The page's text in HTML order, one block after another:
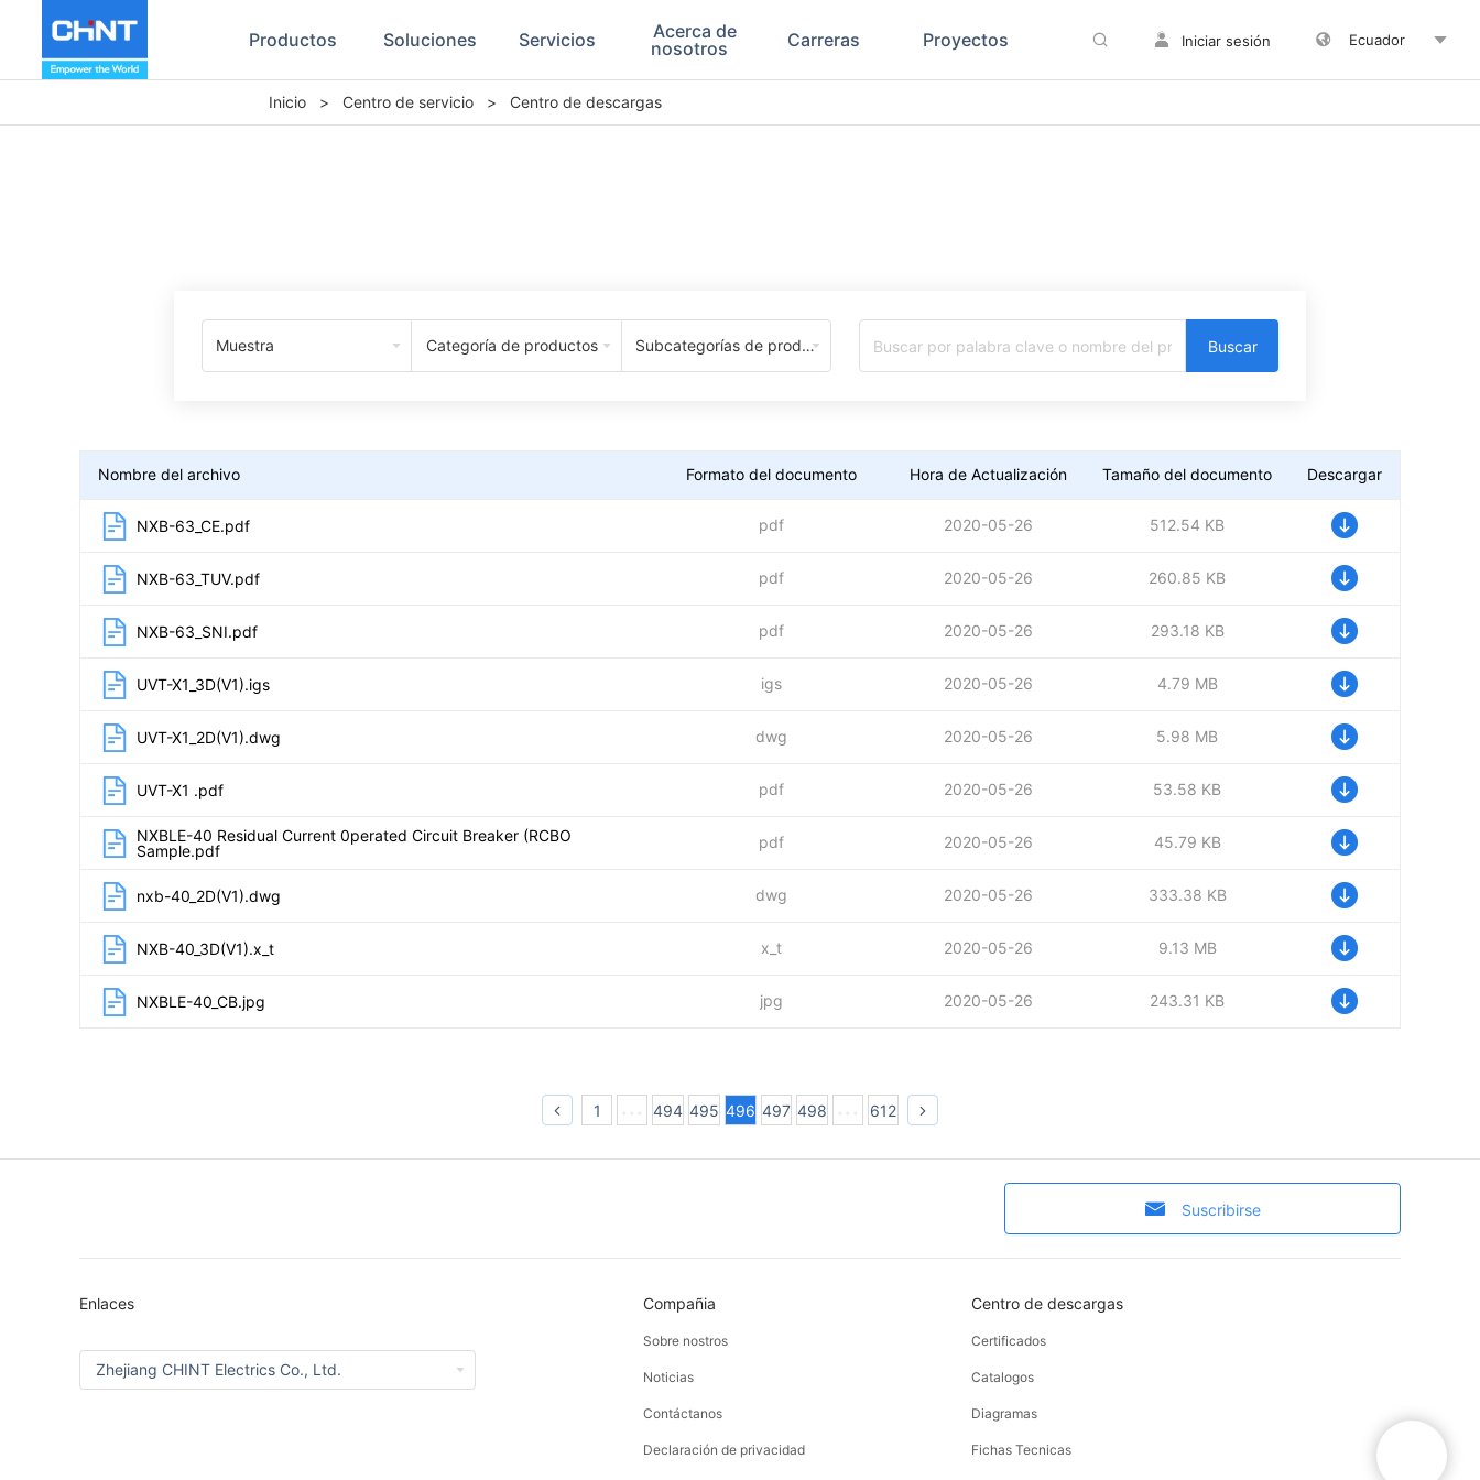
Iniciar sesión Ecuador
Productos Soluciones Servicios
Acerca de
nosotros
Carreras Proyectos
Inicio > Centro de servicio > Centro de descargas
Muestra Categoría de productos Subcategorías de productos Buscar
Nombre del archivo Formato del documento Hora de Actualización Tamaño del documento Descargar
NXB-63_CE.pdf pdf 2020-05-26 512.54 KB
NXB-63_TUV.pdf pdf 2020-05-26 260.85 KB
NXB-63_SNI.pdf pdf 2020-05-26 293.18 KB
UVT-X1_3D(V1).igs igs 2020-05-26 4.79 MB
UVT-X1_2D(V1).dwg dwg 2020-05-26 5.98 MB
UVT-X1 .pdf pdf 2020-05-26 53.58 KB
NXBLE-40 Residual Current 0perated Circuit Breaker (RCBO
Sample.pdf
pdf 2020-05-26 45.79 KB
nxb-40_2D(V1).dwg dwg 2020-05-26 333.38 KB
NXB-40_3D(V1).x_t x_t 2020-05-26 9.13 MB
NXBLE-40_CB.jpg jpg 2020-05-26 243.31 KB
1 494 495 496 497 498 612
Suscribirse
Enlaces
Zhejiang CHINT Electrics Co., Ltd.
Compañia
Sobre nostros
Noticias
Contáctanos
Declaración de privacidad
Centro de descargas
Certificados
Catalogos
Diagramas
Fichas Tecnicas